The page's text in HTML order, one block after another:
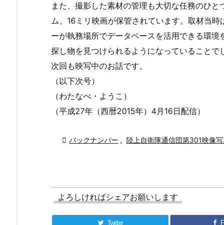
また、撮影した素材の管理も大切な任務のひ
ム、16ミリ映画が保管されています。取材当
ーが執務場所でデータベースを活用できる環
探し物を見つけられるようになっていることで
次回も映写中のお話です。
（以下次号）
（わたなべ・ようこ）
（平成27年（西暦2015年）4月16日配信）
 バックナンバー , 陸上自衛隊通信団第301映像
よろしければシェアお願いします
Twitter